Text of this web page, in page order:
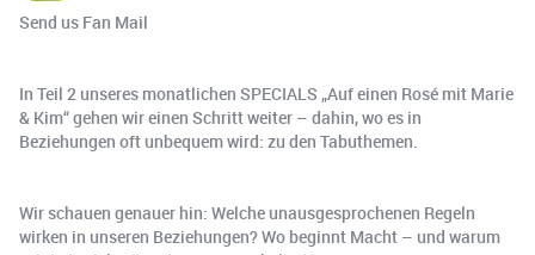
Send us Fan Mail
In Teil 2 unseres monatlichen SPECIALS „Auf einen Rosé mit Marie
& Kim“ gehen wir einen Schritt weiter – dahin, wo es in
Beziehungen oft unbequem wird: zu den Tabuthemen.
Wir schauen genauer hin: Welche unausgesprochenen Regeln
wirken in unseren Beziehungen? Wo beginnt Macht – und warum